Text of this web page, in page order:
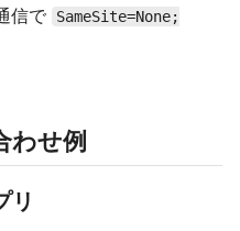
信で
SameSite=None;
わせ例
リ